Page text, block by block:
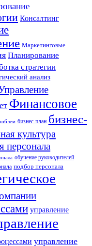
Консалтинг
Маркетинговые
Планирование
стратегии
анализ
Финансовое
бизнес-план бизнес-
культура
персонала
обучение руководителей
подбор персонала
управление
управление